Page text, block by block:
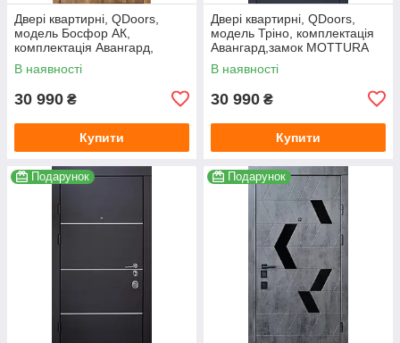
Двері квартирні, QDoors,
модель Босфор АК,
комплектація Авангард,
замок MOTTURA
В наявності
30 990 ₴
Купити
Двері квартирні, QDoors,
модель Тріно, комплектація
Авангард,замок MOTTURA
В наявності
30 990 ₴
Купити
Подарунок Подарунок